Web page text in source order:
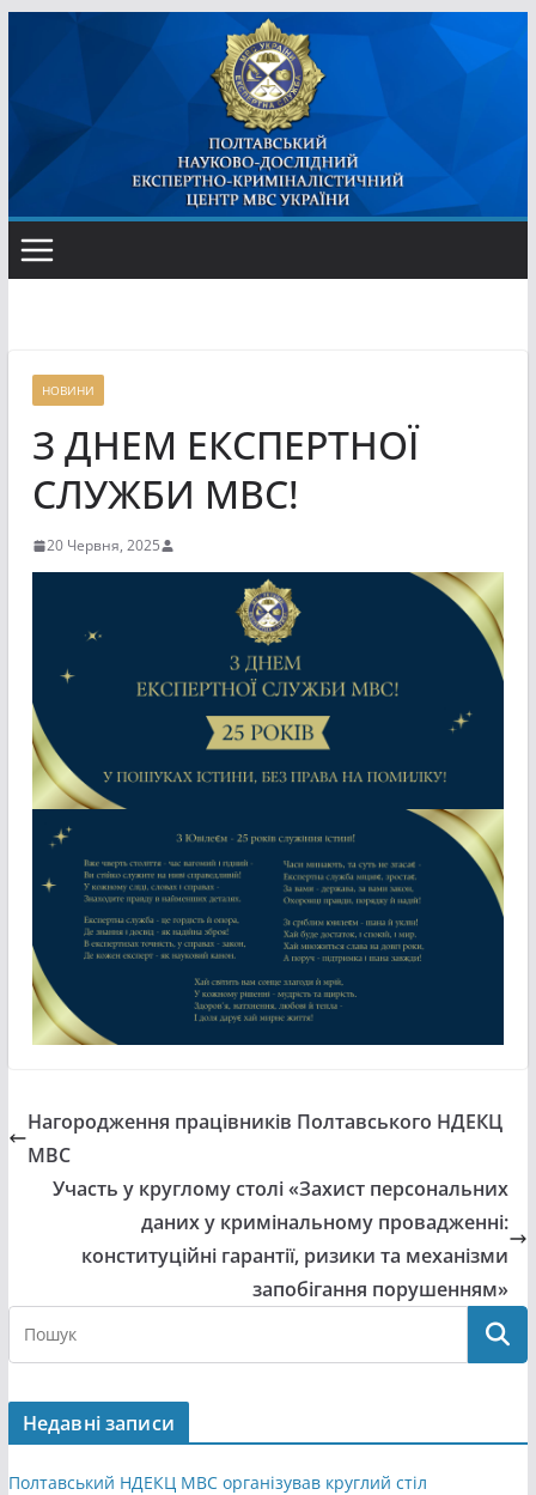
НОВИНИ
З ДНЕМ ЕКСПЕРТНОЇ
СЛУЖБИ МВС!
20 Червня, 2025
Нагородження працівників Полтавського НДЕКЦ
МВС
Участь у круглому столі «Захист персональних
даних у кримінальному провадженні:
конституційні гарантії, ризики та механізми
запобігання порушенням»
Недавні записи
Полтавський НДЕКЦ МВС організував круглий стіл